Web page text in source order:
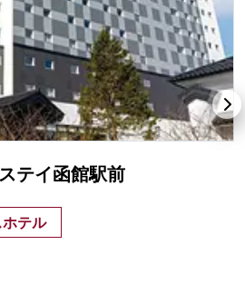
テイ函館駅前
テル